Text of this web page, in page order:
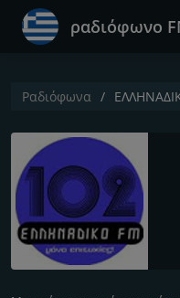
ραδιόφωνο
Ραδιόφωνα